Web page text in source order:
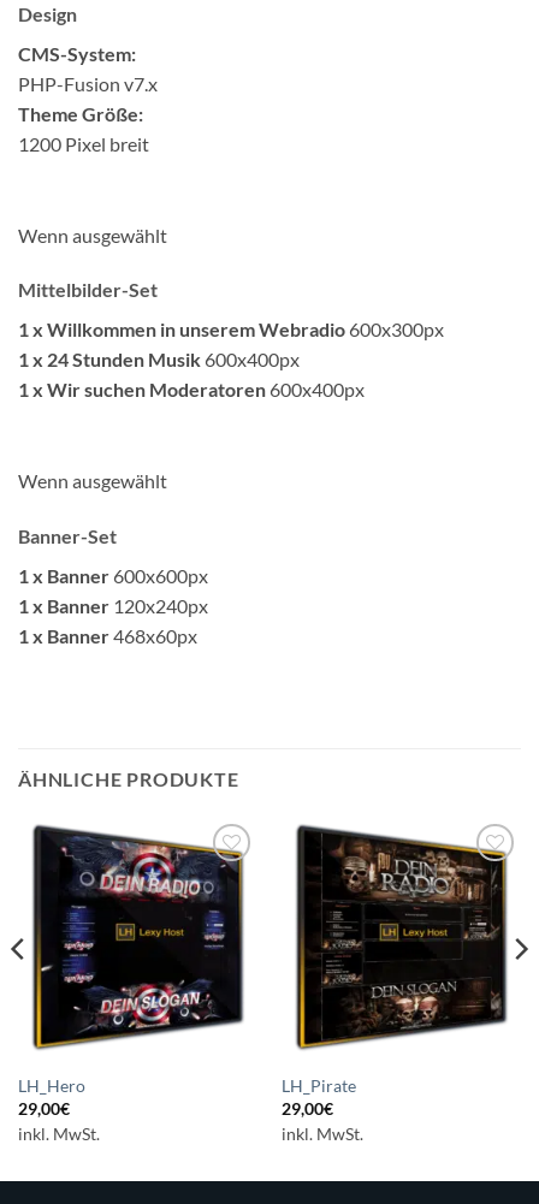
Design
CMS-System:
PHP-Fusion v7.x
Theme Größe:
1200 Pixel breit
Wenn ausgewählt
Mittelbilder-Set
1 x Willkommen in unserem Webradio 600x300px
1 x 24 Stunden Musik 600x400px
1 x Wir suchen Moderatoren 600x400px
Wenn ausgewählt
Banner-Set
1 x Banner 600x600px
1 x Banner 120x240px
1 x Banner468x60px
ÄHNLICHE PRODUKTE
Auf die
Wunschliste
setzen
LH_Hero
29,00€
inkl. MwSt.
Auf die
Wunschliste
setzen
LH_Pirate
29,00€
inkl. MwSt.